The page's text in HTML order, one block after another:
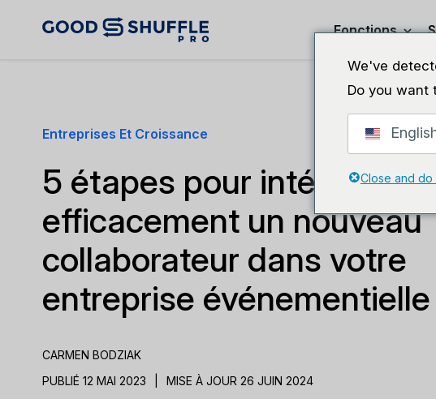
Fonctions
Entreprises Et Croissance
5 étapes pour intégrer
efficacement un nouveau
collaborateur dans votre
entreprise événementielle
CARMEN BODZIAK
PUBLIÉ 12 MAI 2023
MISE À JOUR 26 JUIN 2024
We've
Do you want
Close and do